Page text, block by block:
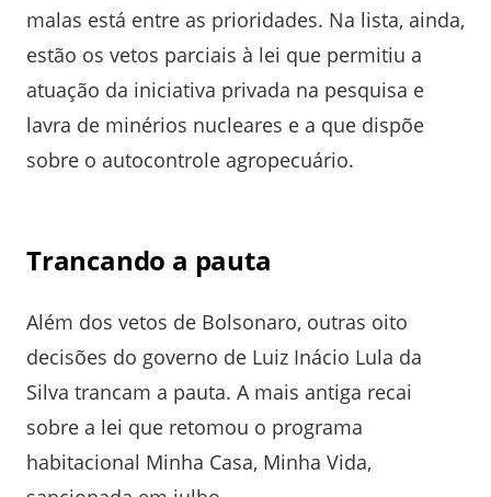
malas está entre as prioridades. Na lista, ainda,
estão os vetos parciais à lei que permitiu a
atuação da iniciativa privada na pesquisa e
lavra de minérios nucleares e a que dispõe
sobre o autocontrole agropecuário.
Trancando a pauta
Além dos vetos de Bolsonaro, outras oito
decisões do governo de Luiz Inácio Lula da
Silva trancam a pauta. A mais antiga recai
sobre a lei que retomou o programa
habitacional Minha Casa, Minha Vida,